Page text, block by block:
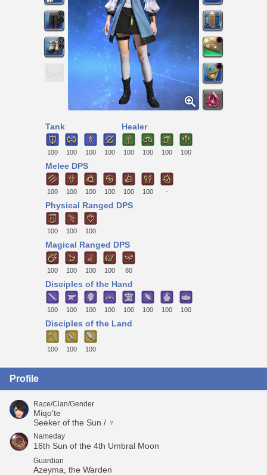
Tank
100 100 100 100
Healer
100 100 100 100
Melee DPS
100 100 100 100 100 100 -
Physical Ranged DPS
100 100 100
Magical Ranged DPS
100 100 100 100 80
Disciples of the Hand
100 100 100 100 100 100 100 100
Disciples of the Land
100 100 100
Profile
Race/Clan/Gender
Miqo'te
Seeker of the Sun / ♀
Nameday
16th Sun of the 4th Umbral Moon
Guardian
Azeyma, the Warden